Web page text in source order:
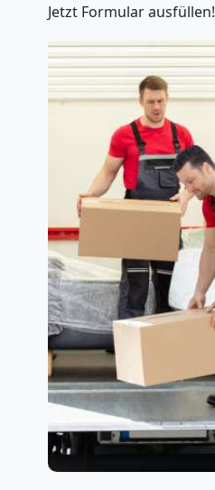
Jetzt Formular ausfüllen!